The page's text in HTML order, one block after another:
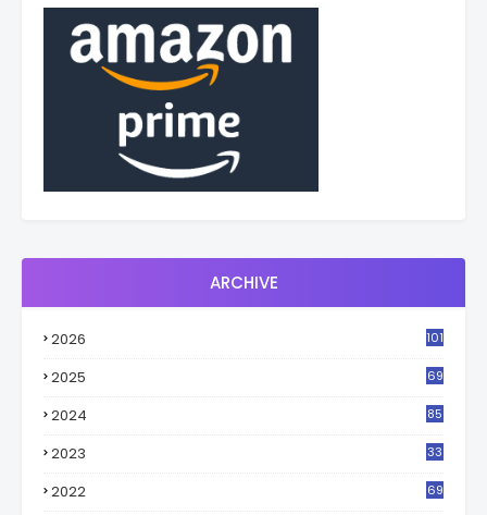
ARCHIVE
2026 101
2025 69
2024 85
2023
33
2022 69